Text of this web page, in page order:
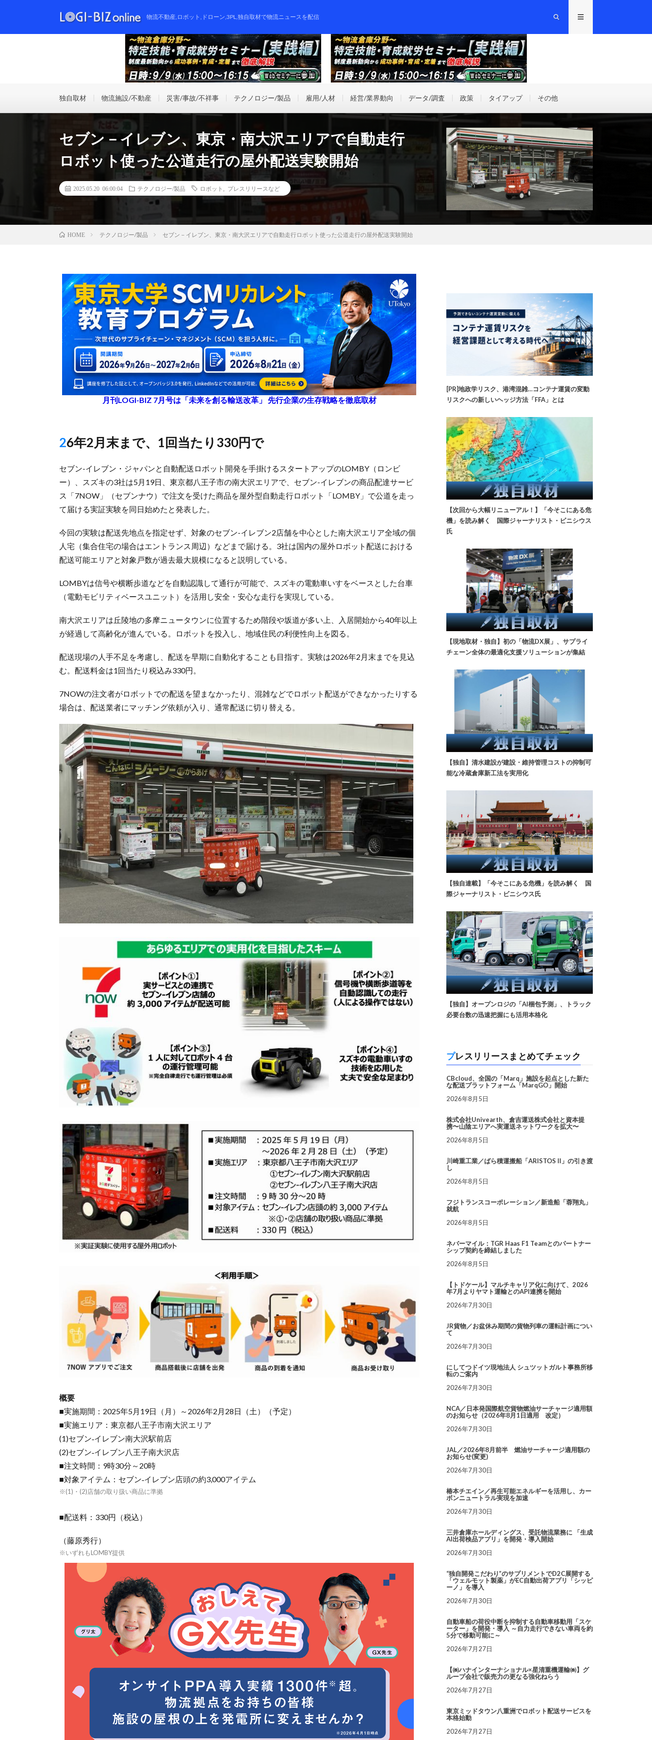
物流不動産,ロボット,ドローン,3PL,独自取材で物流ニュースを配信
独自取材 物流施設/不動産 災害/事故/不祥事 テクノロジー/製品 雇用/人材 経営/業界動向 データ/調査 政策 タイアップ その他
セブン－イレブン、東京・南大沢エリアで自動走行
ロボット使った公道走行の屋外配送実験開始
2025.05.20 06:00:04 テクノロジー/製品 ロボット プレスリリースなど
HOME テクノロジー/製品 セブン－イレブン、東京・南大沢エリアで自動走行ロボット使った公道走行の屋外配送実験開始
月刊LOGI-BIZ 7月号は「未来を創る輸送改革」 先行企業の生存戦略を徹底取材
26年2月末まで、1回当たり330円で
セブン-イレブン・ジャパンと自動配送ロボット開発を手掛けるスタートアップのLOMBY（ロンビ
ー）、スズキの3社は5月19日、東京都八王子市の南大沢エリアで、セブン-イレブンの商品配達サービ
ス「7NOW」（セブンナウ）で注文を受けた商品を屋外型自動走行ロボット「LOMBY」で公道を走っ
て届ける実証実験を同日始めたと発表した。
今回の実験は配送先地点を指定せず、対象のセブン-イレブン2店舗を中心とした南大沢エリア全域の個
人宅（集合住宅の場合はエントランス周辺）などまで届ける。3社は国内の屋外ロボット配送における
配送可能エリアと対象戸数が過去最大規模になると説明している。
LOMBYは信号や横断歩道などを自動認識して通行が可能で、スズキの電動車いすをベースとした台車
（電動モビリティベースユニット）を活用し安全・安心な走行を実現している。
南大沢エリアは丘陵地の多摩ニュータウンに位置するため階段や坂道が多い上、入居開始から40年以上
が経過して高齢化が進んでいる。ロボットを投入し、地域住民の利便性向上を図る。
配送現場の人手不足を考慮し、配送を早期に自動化することも目指す。実験は2026年2月末までを見込
む。配送料金は1回当たり税込み330円。
7NOWの注文者がロボットでの配送を望まなかったり、混雑などでロボット配送ができなかったりする
場合は、配送業者にマッチング依頼が入り、通常配送に切り替える。
概要
■実施期間：2025年5月19日（月）～2026年2月28日（土）（予定）
■実施エリア：東京都八王子市南大沢エリア
(1)セブン‐イレブン南大沢駅前店
(2)セブン‐イレブン八王子南大沢店
■注文時間：9時30分～20時
■対象アイテム：セブン‐イレブン店頭の約3,000アイテム
※(1)・(2)店舗の取り扱い商品に準拠
■配送料：330円（税込）
（藤原秀行）
※いずれもLOMBY提供
[PR]地政学リスク、港湾混雑…コンテナ運賃の変動
リスクへの新しいヘッジ方法「FFA」とは
【次回から大幅リニューアル！】「今そこにある危
機」を読み解く 国際ジャーナリスト・ビニシウス
氏
【現地取材・独自】初の「物流DX展」、サプライ
チェーン全体の最適化支援ソリューションが集結
【独自】清水建設が建設・維持管理コストの抑制可
能な冷蔵倉庫新工法を実用化
【独自連載】「今そこにある危機」を読み解く 国
際ジャーナリスト・ビニシウス氏
【独自】オープンロジの「AI梱包予測」、トラック
必要台数の迅速把握にも活用本格化
プレスリリースまとめてチェック
CBcloud、全国の「Marq」施設を起点とした新た
な配送プラットフォーム「MarqGO」開始
2026年8月5日
株式会社Univearth、倉吉運送株式会社と資本提
携〜山陰エリアへ実運送ネットワークを拡大〜
2026年8月5日
川崎重工業／ばら積運搬船「ARISTOS II」の引き渡
し
2026年8月5日
フジトランスコーポレーション／新造船「蓉翔丸」
就航
2026年8月5日
ネバーマイル：TGR Haas F1 Teamとのパートナー
シップ契約を締結しました
2026年8月5日
【トドケール】マルチキャリア化に向けて、2026
年7月よりヤマト運輸とのAPI連携を開始
2026年7月30日
JR貨物／お盆休み期間の貨物列車の運転計画につい
て
2026年7月30日
にしてつドイツ現地法人 シュツットガルト事務所移
転のご案内
2026年7月30日
NCA／日本発国際航空貨物燃油サーチャージ適用額
のお知らせ（2026年8月1日適用 改定）
2026年7月30日
JAL／2026年8月前半 燃油サーチャージ適用額の
お知らせ(変更)
2026年7月30日
椿本チエイン／再生可能エネルギーを活用し、カー
ボンニュートラル実現を加速
2026年7月30日
三井倉庫ホールディングス、受託物流業務に 「生成
AI出荷検品アプリ」を開発・導入開始
2026年7月30日
“独自開発こだわり”のサプリメントでD2C展開する
「ウェルモット製薬」がEC自動出荷アプリ「シッピ
ーノ」を導入
2026年7月30日
自動車船の荷役中断を抑制する自動車移動用「スケ
ーター」を開発・導入 ～自力走行できない車両を約
5分で移動可能に～
2026年7月27日
【㈱ハナインターナショナル×星清重機運輸㈱】グ
ループ会社で販売力の更なる強化ねらう
2026年7月27日
東京ミッドタウン八重洲でロボット配送サービスを
本格始動
2026年7月27日